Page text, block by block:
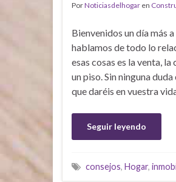
PorNoticiasdelhogar en
Bienvenidos un día más
hablamos de todo lo
esas cosas es la venta,
un piso. Sin ninguna
que daréis en vuestra
Seguir leyendo
consejos, Hogar,